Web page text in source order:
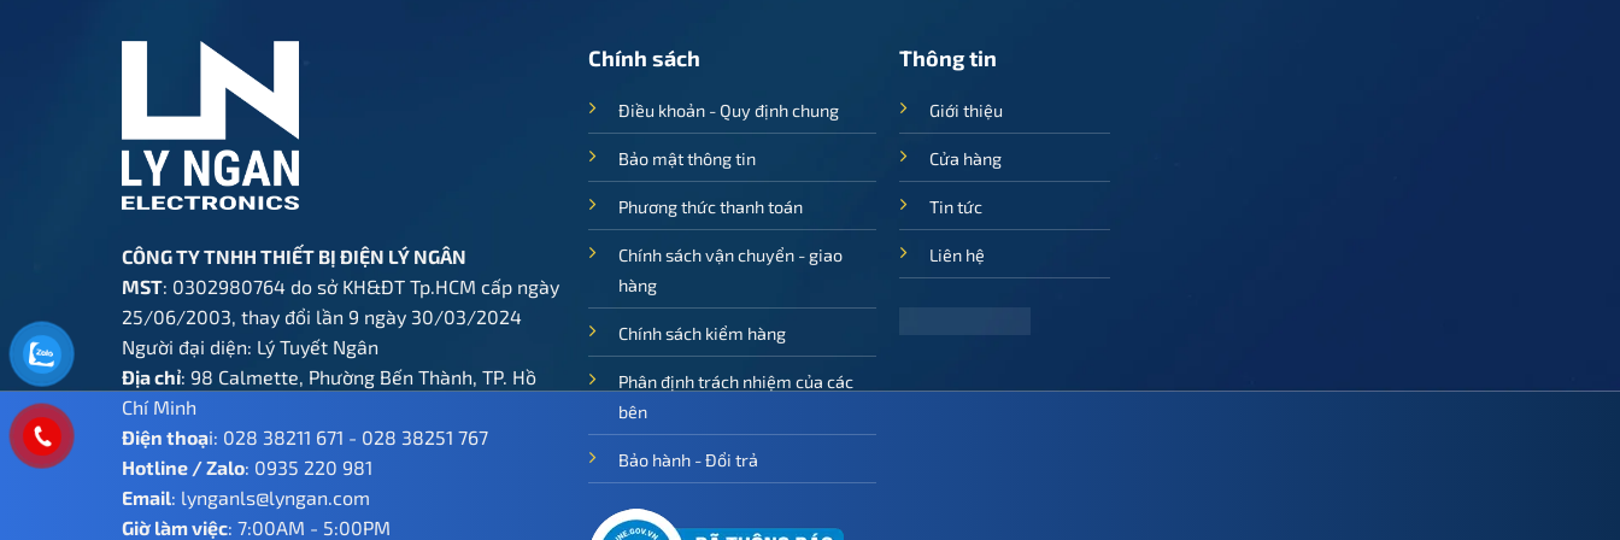
CÔNG TY TNHH THIẾT BỊ ĐIỆN LÝ NGÂN
MST: 0302980764 do sở KH&ĐT Tp.HCM cấp ngày
25/06/2003, thay đổi lần 9 ngày 30/03/2024
Người đại diện: Lý Tuyết Ngân
Địa chỉ: 98 Calmette, Phường Bến Thành, TP. Hồ
Chí Minh
Điện thoại: 028 38211 671 - 028 38251 767
Hotline / Zalo: 0935 220 981
Email: lynganls@lyngan.com
Giờ làm việc: 7:00AM - 5:00PM
Chính sách
Điều khoản - Quy định chung
Bảo mật thông tin
Phương thức thanh toán
Chính sách vận chuyển - giao
hàng
Chính sách kiểm hàng
Phân định trách nhiệm của các
bên
Bảo hành - Đổi trả
Thông tin
Giới thiệu
Cửa hàng
Tin tức
Liên hệ